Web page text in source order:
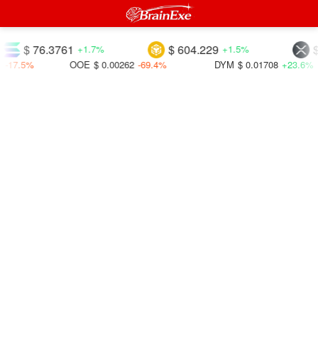
$
$ 604.229 +1.5%
76.3761 +1.7%
$ 0.01708 +23.6%
$ 0.00262 -69.4%